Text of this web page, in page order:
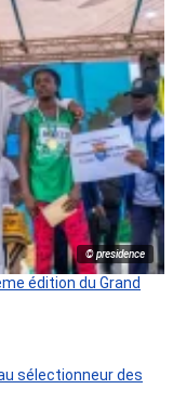
© presidence
édition du Grand
sélectionneur des